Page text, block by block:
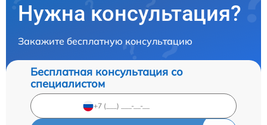
Нужна консультация?
Закажите бесплатную консультацию
Бесплатная консультация со
специалистом